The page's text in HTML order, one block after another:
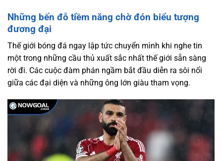
Những bến đỗ tiềm năng chờ đón biểu tượng
đương đại
Thế giới bóng đá ngay lập tức chuyển mình khi nghe tin
một trong những cầu thủ xuất sắc nhất thế giới sẵn sàng
rời đi. Các cuộc đàm phán ngầm bắt đầu diễn ra sôi nổi
giữa các đại diện và những ông lớn giàu tham vọng.